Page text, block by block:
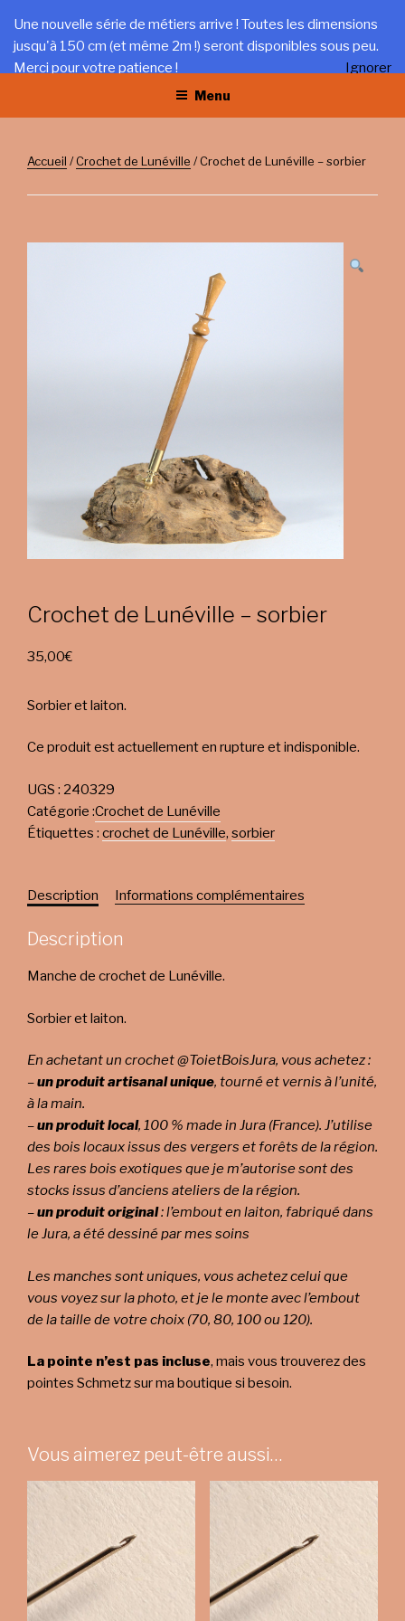
contenu
principal
LA TRÉFILERIE
Gîte et artisanat au coeur du Jura
Menu
Accueil /Crochet de Lunéville / Crochet de Lunéville – sorbier
Crochet de Lunéville – sorbier
35,00€
Sorbier et laiton.
Ce produit est actuellement en rupture et indisponible.
UGS : 240329
Catégorie :Crochet de Lunéville
Étiquettes : crochet de Lunéville, sorbier
Description Informations complémentaires
Description
Manche de crochet de Lunéville.
Sorbier et laiton.
En achetant un crochet @ToietBoisJura, vous achetez :
–un produit artisanal unique, tourné et vernis à l’unité,
à la main.
–un produit local, 100 % made in Jura (France). J’utilise
des bois locaux issus des vergers et forêts de la région.
Les rares bois exotiques que je m’autorise sont des
stocks issus d’anciens ateliers de la région.
–un produit original: l’embout en laiton, fabriqué dans
le Jura, a été dessiné par mes soins
Les manches sont uniques, vous achetez celui que
vous voyez sur la photo, et je le monte avec l’embout
de la taille de votre choix (70, 80, 100 ou 120).
La pointe n’est pas incluse, mais vous trouverez des
pointes Schmetz sur ma boutique si besoin.
Vous aimerez peut-être aussi…
Une nouvelle série de métiers arrive ! Toutes les dimensions
jusqu'à 150 cm (et même 2m !) seront disponibles sous peu.
Merci pour votre patience !
Ignorer